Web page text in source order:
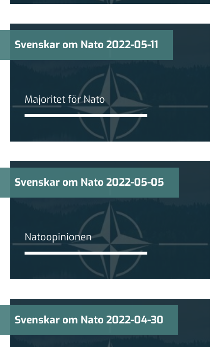
Svenskar om Nato 2022-05-11
Majoritet för Nato
Svenskar om Nato 2022-05-05
Natoopinionen
Svenskar om Nato 2022-04-30